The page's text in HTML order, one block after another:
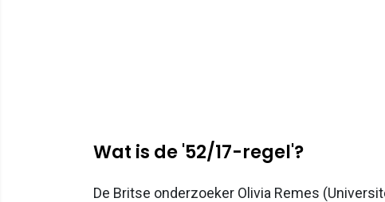
Wat is de '52/17-regel'?
De Britse onderzoeker Olivia Remes